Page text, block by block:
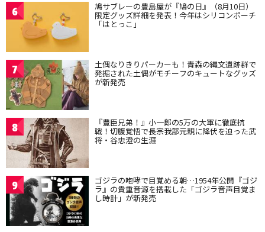
6 鳩サブレーの豊島屋が『鳩の日』（8月10日）
限定グッズ詳細を発表！今年はシリコンポーチ
「はとっこ」
7 土偶なりきりパーカーも！青森の縄文遺跡群で
発掘された土偶がモチーフのキュートなグッズ
が新発売
8 『豊臣兄弟！』小一郎の5万の大軍に徹底抗
戦！切腹覚悟で長宗我部元親に降伏を迫った武
将・谷忠澄の生涯
9 ゴジラの咆哮で目覚める朝…1954年公開『ゴジ
ラ』の貴重音源を搭載した「ゴジラ音声目覚ま
し時計」が新発売